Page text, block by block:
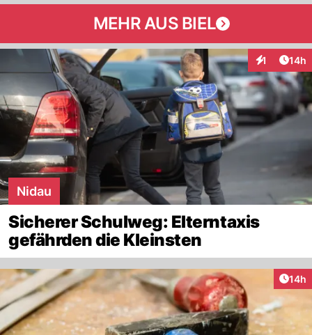
MEHR AUS BIEL
1 14h
Nidau
Sicherer Schulweg: Elterntaxis
gefährden die Kleinsten
14h